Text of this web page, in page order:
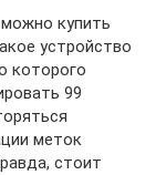
купить
устройство
которого
99
меток
стоит